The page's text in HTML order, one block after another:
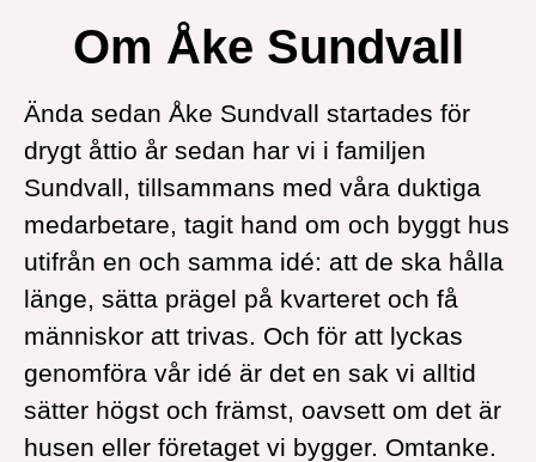
Om Åke Sundvall
Ända sedan Åke Sundvall startades för
drygt åttio år sedan har vi i familjen
Sundvall, tillsammans med våra duktiga
medarbetare, tagit hand om och byggt hus
utifrån en och samma idé: att de ska hålla
länge, sätta prägel på kvarteret och få
människor att trivas. Och för att lyckas
genomföra vår idé är det en sak vi alltid
sätter högst och främst, oavsett om det är
husen eller företaget vi bygger. Omtanke.